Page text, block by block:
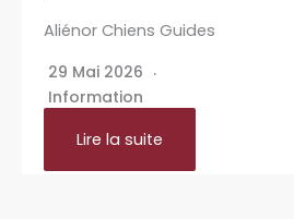
Aliénor Chiens Guides
29 Mai 2026
Information
Lire la suite